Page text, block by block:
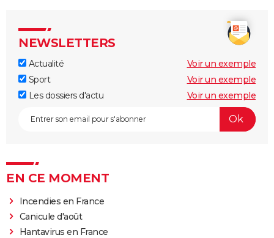
NEWSLETTERS
Actualité
Voir un exemple
Sport
Voir un exemple
Les dossiers d'actu
Voir un exemple
EN CE MOMENT
Incendies en France
Canicule d'août
Hantavirus en France